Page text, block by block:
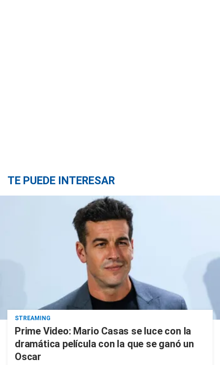
TE PUEDE INTERESAR
STREAMING
Prime Video: Mario Casas se luce con la
dramática película con la que se ganó un
Oscar